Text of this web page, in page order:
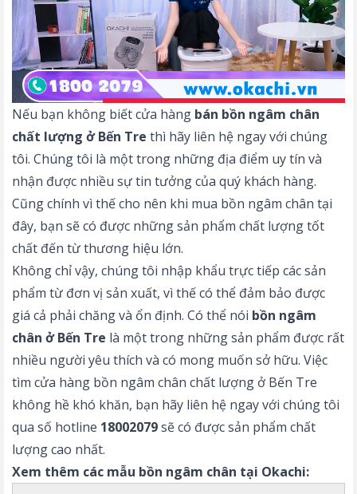
Nếu bạn không biết cửa hàng bán bồn ngâm chân
chất lượng ở Bến Tre thì hãy liên hệ ngay với chúng
tôi. Chúng tôi là một trong những địa điểm uy tín và
nhận được nhiều sự tin tưởng của quý khách hàng.
Cũng chính vì thế cho nên khi mua bồn ngâm chân tại
đây, bạn sẽ có được những sản phẩm chất lượng tốt
chất đến từ thương hiệu lớn.
Không chỉ vậy, chúng tôi nhập khẩu trực tiếp các sản
phẩm từ đơn vị sản xuất, vì thế có thể đảm bảo được
giá cả phải chăng và ổn định. Có thể nói bồn ngâm
chân ở Bến Tre là một trong những sản phẩm được rất
nhiều người yêu thích và có mong muốn sở hữu. Việc
tìm cửa hàng bồn ngâm chân chất lượng ở Bến Tre
không hề khó khăn, bạn hãy liên hệ ngay với chúng tôi
qua số hotline 18002079sẽ có được sản phẩm chất
lượng cao nhất.
Xem thêm các mẫu bồn ngâm chân tại Okachi: